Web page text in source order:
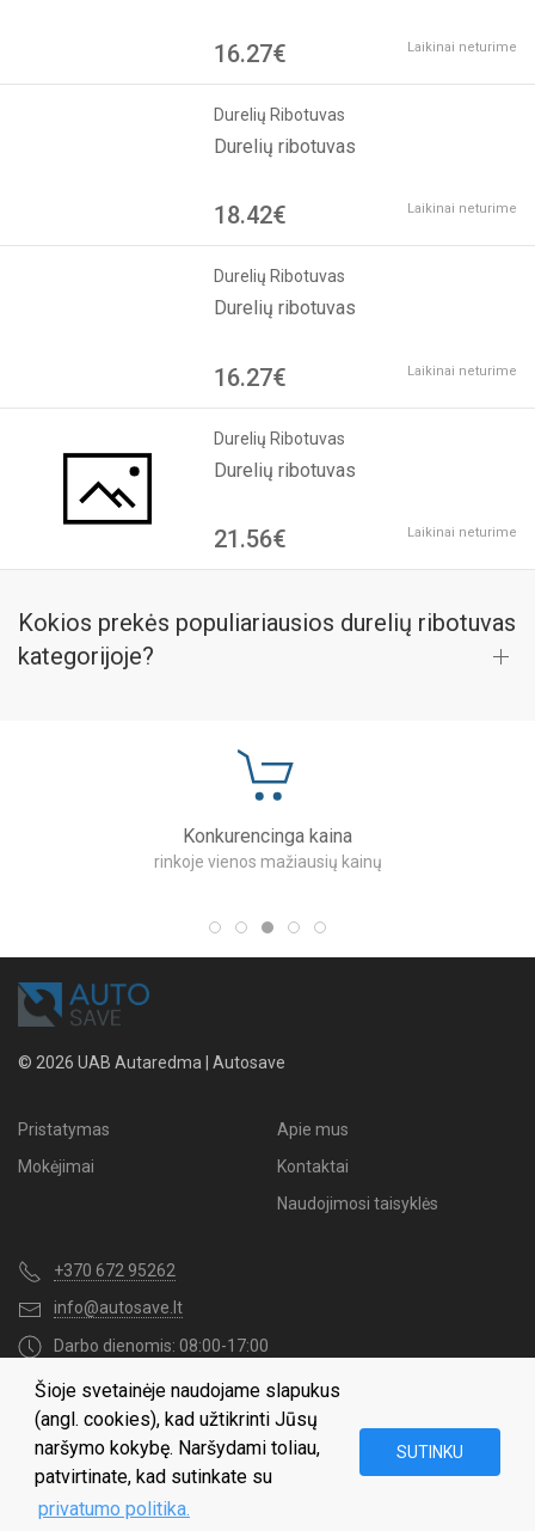
16.27€ Laikinai neturime
Durelių Ribotuvas
Durelių ribotuvas
18.42€ Laikinai neturime
Durelių Ribotuvas
Durelių ribotuvas
16.27€ Laikinai neturime
Durelių Ribotuvas
Durelių ribotuvas
21.56€ Laikinai neturime
Kokios prekės populiariausios durelių ribotuvas
kategorijoje?
Konkurencinga kaina
rinkoje vienos mažiausių kainų
© 2026 UAB Autaredma | Autosave
Pristatymas
Mokėjimai
Apie mus
Kontaktai
Naudojimosi taisyklės
+370 672 95262
info@autosave.lt
Darbo dienomis: 08:00-17:00
Naujienų užsakymas
Gaukite visas naujienas apie mūsų geriausius pasiūlymus
Šioje svetainėje naudojame slapukus
(angl. cookies), kad užtikrinti Jūsų
naršymo kokybę. Naršydami toliau,
patvirtinate, kad sutinkate su
privatumo politika.
SUTINKU